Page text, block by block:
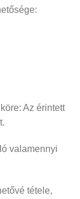
Az érintett
valamennyi
tétele,